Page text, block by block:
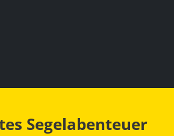
Segelabenteuer